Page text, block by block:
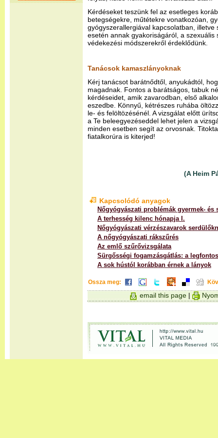
Kérdéseket teszünk fel az esetleges
betegségekre, műtétekre vonatkozóan,
gyógyszerallergiával kapcsolatban, illetve
esetén annak gyakoriságáról, a szexuális
védekezési módszerekről érdeklődünk.
Tanácsok kamaszlányoknak
Kérj tanácsot barátnődtől, anyukádtól,
magadnak. Fontos a barátságos, tabuk
kérdéseidet, amik zavarodban, első
eszedbe. Könnyű, kétrészes ruhába
le- és felöltözésénél. A vizsgálat előtt
a Te beleegyezéseddel lehet jelen a
minden esetben segít az orvosnak.
fiatalkorúra is kiterjed!
(A Heim
Kapcsolódó anyagok
Nőgyógyászati problémák gyermek- és
A terhesség kilenc hónapja I.
Nőgyógyászati vérzészavarok
A nőgyógyászati rákszűrés
Az emlő szűrővizsgálata
Sürgősségi fogamzásgátlás: a
A sok hústól korábban érnek a lányok
Ossza meg:
email this page |